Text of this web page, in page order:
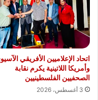
اتحاد الإعلاميين الأفريقي
وأمريكا اللاتينية يكرم نقابة
الصحفيين الفلسطينيين
3 أغسطس، 2026